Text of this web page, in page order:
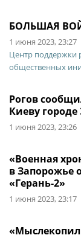
БОЛЬШАЯ
1 июня 2023, 23:27
Центр поддержки
общественных
Рогов
Киеву
1 июня 2023, 23:26
«Военная
в Запорожье
«Герань-2»
1 июня 2023, 23:17